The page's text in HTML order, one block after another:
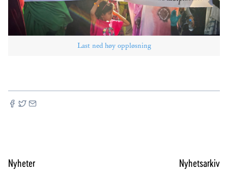
Last ned høy oppløsning
Nyheter Nyhetsarkiv